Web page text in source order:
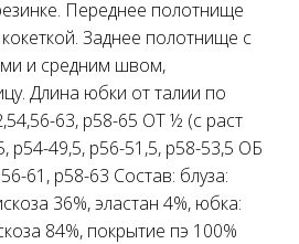
Переднее полотнище
Заднее полотнище с
и средним швом,
Длина юбки от талии по
63, р58-65 ОТ ½ (с раст
р54-49,5, р56-51,5, р58-53,5 ОБ
61, р58-63 Состав: блуза:
36%, эластан 4%, юбка:
84%, покрытие пэ 100%